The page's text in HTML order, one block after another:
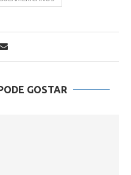
GOSTAR